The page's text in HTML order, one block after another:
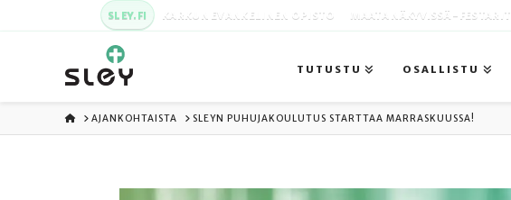
SLEY.FI KARKUN EVANKELINEN OPISTO MAATA NÄKYVISSÄ -FESTARIT
TUTUSTU OSALLISTU
ETUSIVU
AJANKOHTAISTA SLEYN PUHUJAKOULUTUS STARTTAA MARRASKUUSSA!